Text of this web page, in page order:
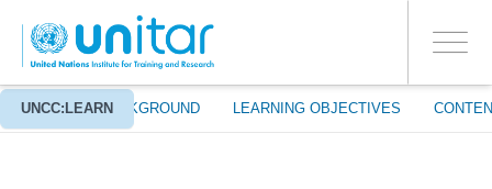
main
content
Toggle
ABOUT BACKGROUND LEARNING OBJECTIVES
UNCC:LEARN
PROCEED WITH CHECKOUT
YES
LOG IN TO YOUR ACCOUNT